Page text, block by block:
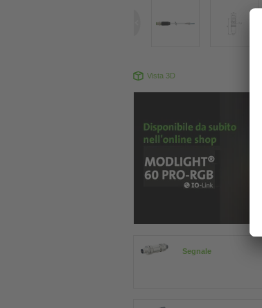
Vista 3D
Segnale